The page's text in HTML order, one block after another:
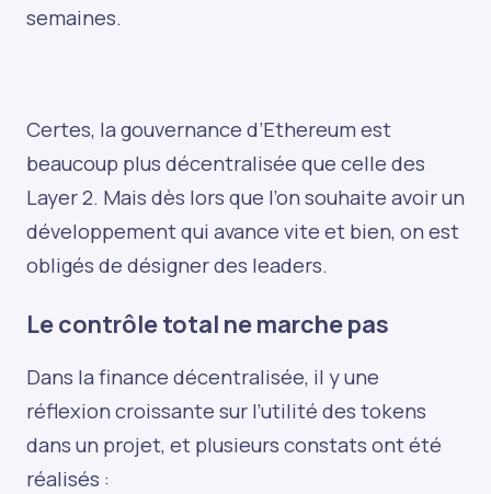
semaines.
Certes, la gouvernance d’Ethereum est
beaucoup plus décentralisée que celle des
Layer 2. Mais dès lors que l’on souhaite avoir un
développement qui avance vite et bien, on est
obligés de désigner des leaders.
Le contrôle total ne marche pas
Dans la finance décentralisée, il y une
réflexion croissante sur l’utilité des tokens
dans un projet, et plusieurs constats ont été
réalisés :